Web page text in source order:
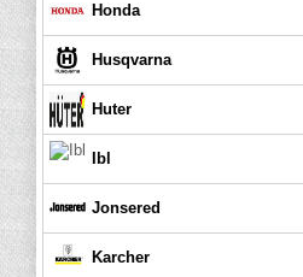
Honda
Husqvarna
Huter
Ibl
Jonsered
Karcher